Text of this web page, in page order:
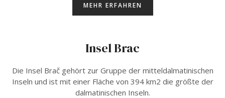
MEHR ERFAHREN
Insel Brac
Die Insel Brač gehört zur Gruppe der mitteldalmatinischen
Inseln und ist mit einer Fläche von 394 km2 die größte der
dalmatinischen Inseln.